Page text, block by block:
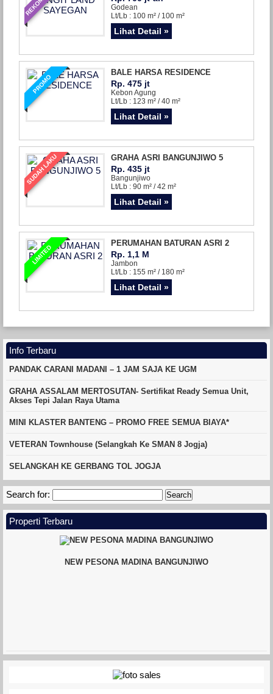
Godean
Lt/Lb : 100 m² / 100 m²
Lihat Detail »
PROMO
BALE HARSA RESIDENCE
Rp. 475 jt
Kebon Agung
Lt/Lb : 123 m² / 40 m²
Lihat Detail »
SUDAH LAKU GRAHA ASRI BANGUNJIWO 5
Rp. 435 jt
Bangunjiwo
Lt/Lb : 90 m² / 42 m²
Lihat Detail »
LIMITED
PERUMAHAN BATURAN ASRI 2
Rp. 1,1 M
Jambon
Lt/Lb : 155 m² / 180 m²
Lihat Detail »
Info Terbaru
PANDAK CARANI MADANI – 1 JAM SAJA KE UGM
GRAHA ASSALAM MERTOSUTAN- Sertifikat Ready Semua Unit,
Akses Tepi Jalan Raya Utama
MINI KLASTER BANTENG – PROMO FREE SEMUA BIAYA*
VETERAN Townhouse (Selangkah Ke SMAN 8 Jogja)
SELANGKAH KE GERBANG TOL JOGJA
Search for:
Properti Terbaru
NEW PESONA MADINA BANGUNJIWO